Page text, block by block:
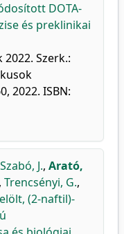
DOTA-
és preklinikai
Szerk.:
2022. ISBN:
J., Arató,
, Trencsényi, G.,
(2-naftil)-